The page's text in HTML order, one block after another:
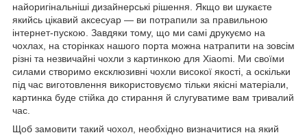
найоригінальніші дизайнерські рішення. Якщо ви шукаєте
якийсь цікавий аксесуар — ви потрапили за правильною
інтернет-пускою. Завдяки тому, що ми самі друкуємо на
чохлах, на сторінках нашого порта можна натрапити на зовсім
різні та незвичайні чохли з картинкою для Xiaomi. Ми своїми
силами створимо ексклюзивні чохли високої якості, а оскільки
під час виготовлення використовуємо тільки якісні матеріали,
картинка буде стійка до стирання й слугуватиме вам тривалий
час.
Щоб замовити такий чохол, необхідно визначитися на який